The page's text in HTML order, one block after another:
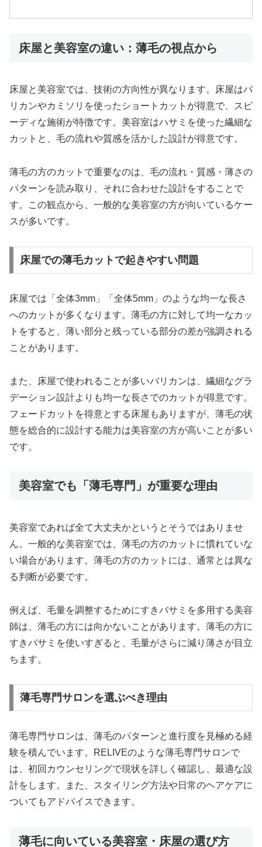
床屋と美容室の違い：薄毛の視点から
床屋と美容室では、技術の方向性が異なります。床屋はバ
リカンやカミソリを使ったショートカットが得意で、スピ
ーディな施術が特徴です。美容室はハサミを使った繊細な
カットと、毛の流れや質感を活かした設計が得意です。
薄毛の方のカットで重要なのは、毛の流れ・質感・薄さの
パターンを読み取り、それに合わせた設計をすることで
す。この観点から、一般的な美容室の方が向いているケー
スが多いです。
床屋での薄毛カットで起きやすい問題
床屋では「全体3mm」「全体5mm」のような均一な長さ
へのカットが多くなります。薄毛の方に対して均一なカッ
トをすると、薄い部分と残っている部分の差が強調される
ことがあります。
また、床屋で使われることが多いバリカンは、繊細なグラ
デーション設計よりも均一な長さでのカットが得意です。
フェードカットを得意とする床屋もありますが、薄毛の状
態を総合的に設計する能力は美容室の方が高いことが多い
です。
美容室でも「薄毛専門」が重要な理由
美容室であれば全て大丈夫かというとそうではありませ
ん。一般的な美容室では、薄毛の方のカットに慣れていな
い場合があります。薄毛の方のカットには、通常とは異な
る判断が必要です。
例えば、毛量を調整するためにすきバサミを多用する美容
師は、薄毛の方には向かないことがあります。薄毛の方に
すきバサミを使いすぎると、毛量がさらに減り薄さが目立
ちます。
薄毛専門サロンを選ぶべき理由
薄毛専門サロンは、薄毛のパターンと進行度を見極める経
験を積んでいます。RELIVEのような薄毛専門サロンで
は、初回カウンセリングで現状を詳しく確認し、最適な設
計をします。また、スタイリング方法や日常のヘアケアに
ついてもアドバイスできます。
薄毛に向いている美容室・床屋の選び方